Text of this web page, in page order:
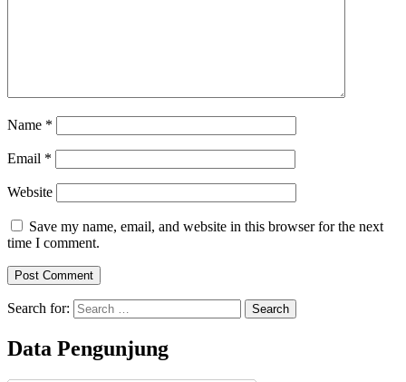
Name *
Email *
Website
Save my name, email, and website in this browser for the next
time I comment.
Search for:
Data Pengunjung